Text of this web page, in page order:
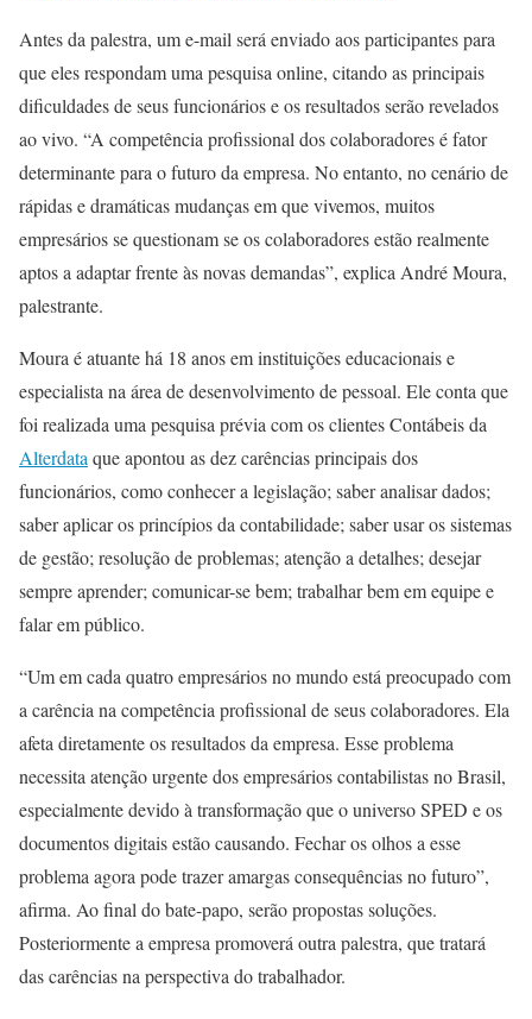
Antes da palestra, um e-mail será enviado aos participantes para
que eles respondam uma pesquisa online, citando as principais
dificuldades de seus funcionários e os resultados serão revelados
ao vivo. “A competência profissional dos colaboradores é fator
determinante para o futuro da empresa. No entanto, no cenário de
rápidas e dramáticas mudanças em que vivemos, muitos
empresários se questionam se os colaboradores estão realmente
aptos a adaptar frente às novas demandas”, explica André Moura,
palestrante.
Moura é atuante há 18 anos em instituições educacionais e
especialista na área de desenvolvimento de pessoal. Ele conta que
foi realizada uma pesquisa prévia com os clientes Contábeis da
Alterdata que apontou as dez carências principais dos
funcionários, como conhecer a legislação; saber analisar dados;
saber aplicar os princípios da contabilidade; saber usar os sistemas
de gestão; resolução de problemas; atenção a detalhes; desejar
sempre aprender; comunicar-se bem; trabalhar bem em equipe e
falar em público.
“Um em cada quatro empresários no mundo está preocupado com
a carência na competência profissional de seus colaboradores. Ela
afeta diretamente os resultados da empresa. Esse problema
necessita atenção urgente dos empresários contabilistas no Brasil,
especialmente devido à transformação que o universo SPED e os
documentos digitais estão causando. Fechar os olhos a esse
problema agora pode trazer amargas consequências no futuro”,
afirma. Ao final do bate-papo, serão propostas soluções.
Posteriormente a empresa promoverá outra palestra, que tratará
das carências na perspectiva do trabalhador.